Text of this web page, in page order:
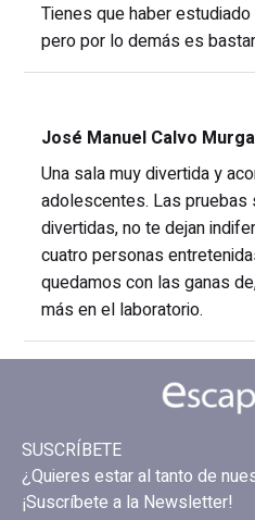
Tienes que haber
pero por lo demás es
José Manuel Calvo Murga
Una sala muy divertida y
adolescentes. Las
divertidas, no te dejan
cuatro personas
quedamos con las ganas
más en el laboratorio.
SUSCRÍBETE
¿Quieres estar al tanto de
¡Suscríbete a la Newsletter!